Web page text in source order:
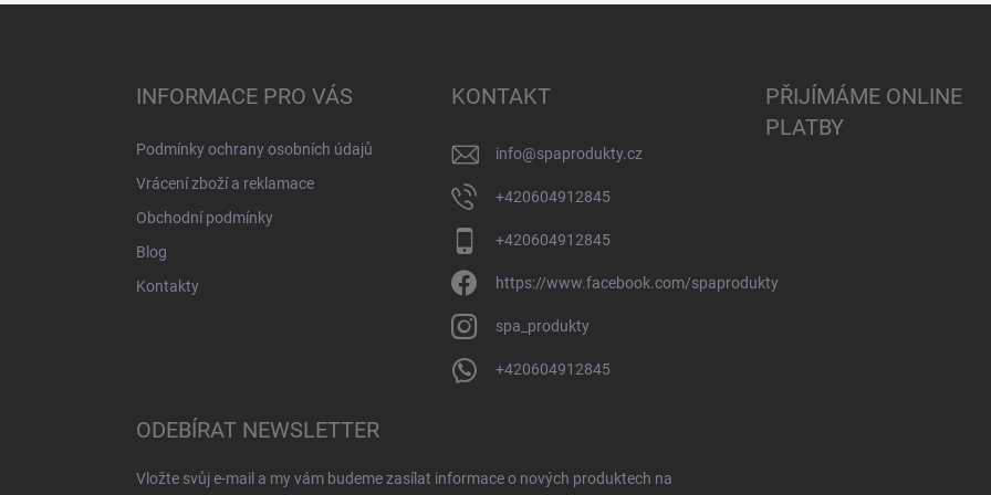
INFORMACE PRO VÁS
Podmínky ochrany osobních údajů
Vrácení zboží a reklamace
Obchodní podmínky
Blog
Kontakty
KONTAKT
info@spaprodukty.cz
+420604912845
+420604912845
https://www.facebook.com/spaprodukty
spa_produkty
+420604912845
PŘIJÍMÁME ONLINE
PLATBY
ODEBÍRAT NEWSLETTER
Vložte svůj e-mail a my vám budeme zasílat informace o nových produktech na